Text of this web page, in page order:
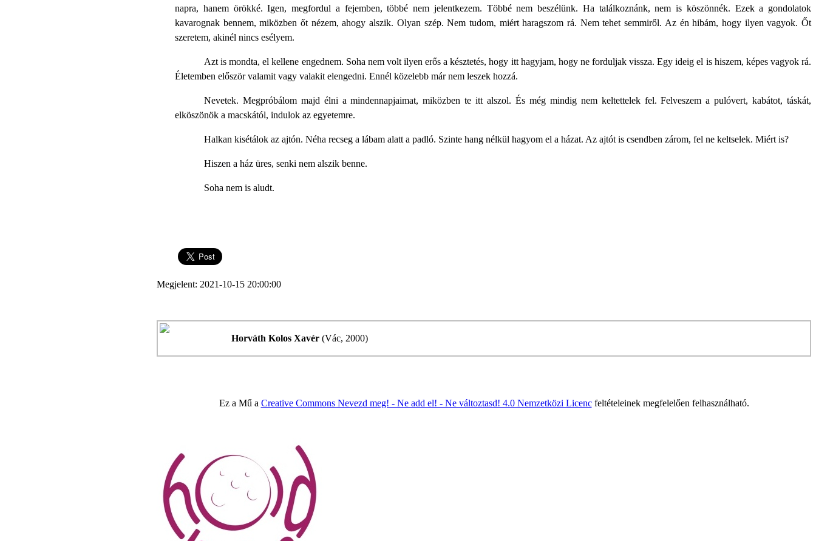
napra, hanem örökké. Igen, megfordul a fejemben, többé nem jelentkezem. Többé nem beszélünk. Ha találkoznánk, nem is köszönnék. Ezek a gondolatok
kavarognak bennem, miközben őt nézem, ahogy alszik. Olyan szép. Nem tudom, miért haragszom rá. Nem tehet semmiről. Az én hibám, hogy ilyen vagyok. Őt
szeretem, akinél nincs esélyem.
Azt is mondta, el kellene engednem. Soha nem volt ilyen erős a késztetés, hogy itt hagyjam, hogy ne forduljak vissza. Egy ideig el is hiszem, képes vagyok rá.
Életemben először valamit vagy valakit elengedni. Ennél közelebb már nem leszek hozzá.
Nevetek. Megpróbálom majd élni a mindennapjaimat, miközben te itt alszol. És még mindig nem keltettelek fel. Felveszem a pulóvert, kabátot, táskát,
elköszönök a macskától, indulok az egyetemre.
Halkan kisétálok az ajtón. Néha recseg a lábam alatt a padló. Szinte hang nélkül hagyom el a házat. Az ajtót is csendben zárom, fel ne keltselek. Miért is?
Hiszen a ház üres, senki nem alszik benne.
Soha nem is aludt.
Megjelent: 2021-10-15 20:00:00
Horváth Kolos Xavér (Vác, 2000)
Ez a Mű a Creative Commons Nevezd meg! - Ne add el! - Ne változtasd! 4.0 Nemzetközi Licencfeltételeinek megfelelően felhasználható.